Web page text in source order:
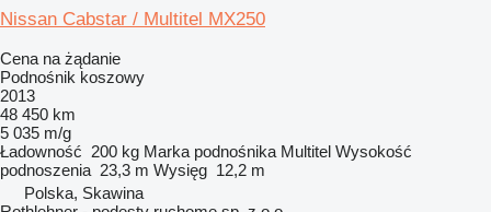
Nissan Cabstar / Multitel MX250
Cena na żądanie
Podnośnik koszowy
2013
48 450 km
5 035 m/g
Ładowność 200 kg Marka podnośnika Multitel Wysokość
podnoszenia 23,3 m Wysięg 12,2 m
Polska, Skawina